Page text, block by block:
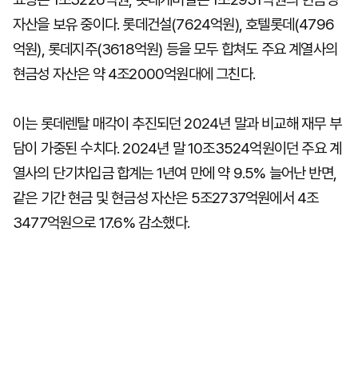
자산을 보유 중이다. 롯데건설(7624억원), 호텔롯데(4796
억원), 롯데지주(3618억원) 등을 모두 합쳐도 주요 계열사의
현금성 자산은 약 4조2000억원대에 그친다.
이는 롯데렌탈 매각이 추진되던 2024년 말과 비교해 재무 부
담이 가중된 수치다. 2024년 말 10조3524억원이던 주요 계
열사의 단기차입금 합계는 1년여 만에 약 9.5% 늘어난 반면,
같은 기간 현금 및 현금성 자산은 5조2737억원에서 4조
3477억원으로 17.6% 감소했다.